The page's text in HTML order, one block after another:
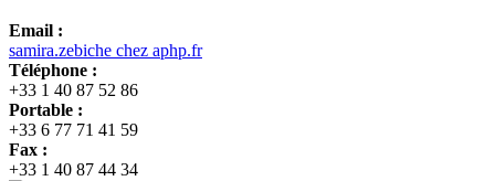
Email :
samira.zebiche chez aphp.fr
Téléphone :
+33 1 40 87 52 86
Portable :
+33 6 77 71 41 59
Fax :
+33 1 40 87 44 34